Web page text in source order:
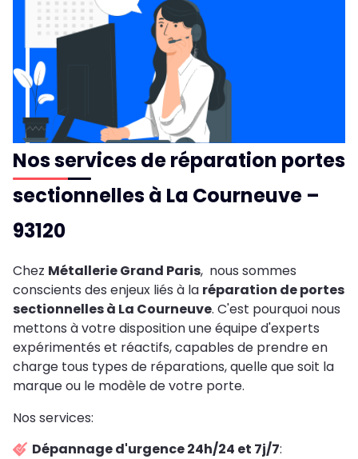
Nos services de réparation portes
sectionnelles à La Courneuve –
93120
Chez Métallerie Grand Paris, nous sommes
conscients des enjeux liés à la réparation de portes
sectionnelles à La Courneuve. C'est pourquoi nous
mettons à votre disposition une équipe d'experts
expérimentés et réactifs, capables de prendre en
charge tous types de réparations, quelle que soit la
marque ou le modèle de votre porte.
Nos services:
Dépannage d'urgence 24h/24 et 7j/7: